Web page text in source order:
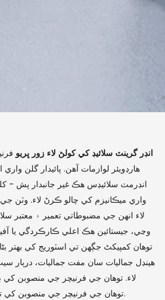
انڊر گرينٽ سلائيڊ کي کولڻ لاء زور ڀريو
هارڊويئر لوازمات آهن. پائيدار گلن
انڊرمٽ سلائيڊس هڪ غير جانبدار پش -
واري ميڪانيزم کي چالو ڪرڻ لاء.
لاء انهن جي مضبوطاتي تعمير ۽ معتبر
وڃي، جيستائين هڪ اعلي ڪارڪردگي يا
توهان کمپیکٹ جڳهن تي اسٽوريج کي بهتر
هينڊل جماليات سان مفت جماليات، درٻار
لاء. توهان جي فرنيچر جي منصوبن کي
توهان جي فرنيچر جي منصوبن کي تبديل ڪرڻ تي ڀروسو ڪريو.